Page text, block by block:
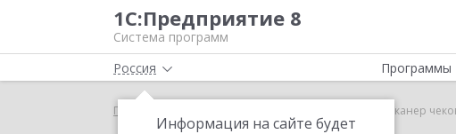
1С:Предприятие 8
Система программ
Россия
Информация на сайте будет
Программы
Главная 1С:Сканер